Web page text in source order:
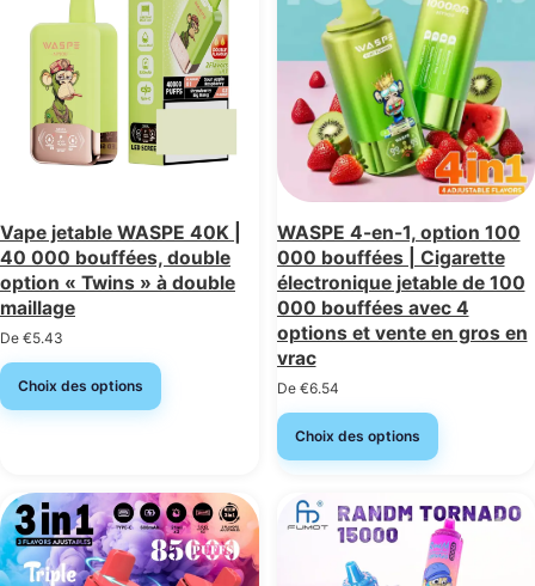
Vape jetable WASPE 40K |
40 000 bouffées, double
option « Twins » à double
maillage
De €5.43
Choix des options
WASPE 4-en-1, option 100
000 bouffées | Cigarette
électronique jetable de 100
000 bouffées avec 4
options et vente en gros en
vrac
De €6.54
Choix des options